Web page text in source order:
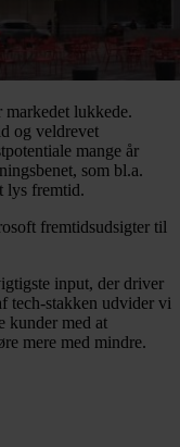
markedet lukkede.
og veldrevet
mange år
som bl.a.
lys fremtid.
fremtidsudsigter til
input, der driver
tech-stakken udvider vi
kunder med at
mere med mindre.